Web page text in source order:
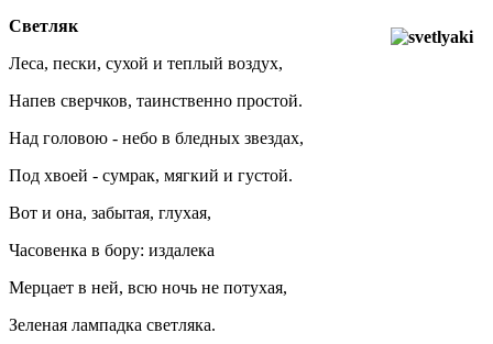
Светляк
Леса, пески, сухой и теплый воздух,
Напев сверчков, таинственно простой.
Над головою - небо в бледных звездах,
Под хвоей - сумрак, мягкий и густой.
Вот и она, забытая, глухая,
Часовенка в бору: издалека
Мерцает в ней, всю ночь не потухая,
Зеленая лампадка светляка.